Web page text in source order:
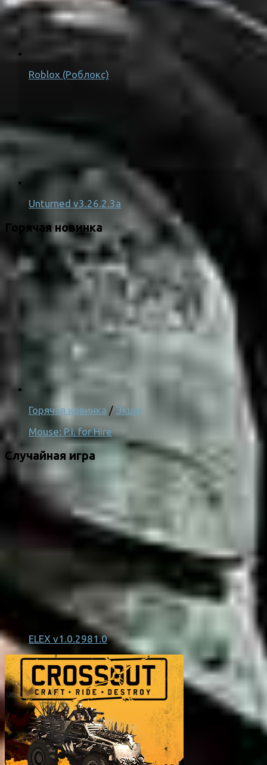
Roblox (Роблокс)
Unturned v3.26.2.3a
Горячая новинка
Горячая новинка / Экшн
Mouse: P.I. for Hire
Случайная игра
ELEX v1.0.2981.0